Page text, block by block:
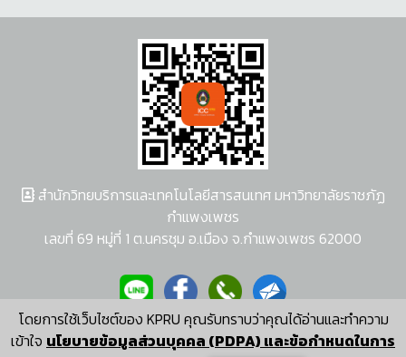
โดยการใช้เว็บไซต์ของ KPRU คุณรับทราบว่าคุณได้อ่านและทำความ
เข้าใจ นโยบายข้อมูลส่วนบุคคล (PDPA) และข้อกำหนดในการ
สำนักวิทยบริการและเทคโนโลยีสารสนเทศ มหาวิทยาลัยราชภัฏ
กำแพงเพชร
เลขที่ 69 หมู่ที่ 1 ต.นครชุม อ.เมือง จ.กำแพงเพชร 62000
ผู้พัฒนาระบบ อนุชา พวงผกา